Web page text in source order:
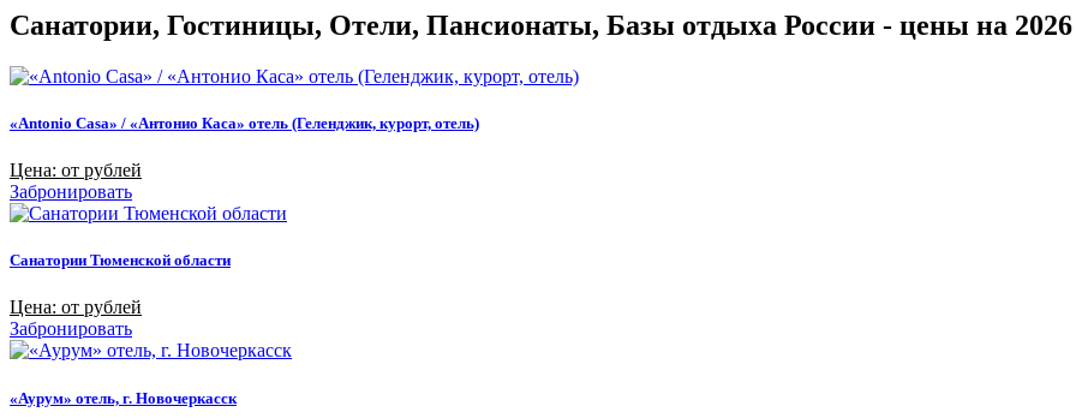
Санатории, Гостиницы, Отели, Пансионаты, Базы отдыха России - цены на 2026
«Antonio Casa» / «Антонио Каса» отель (Геленджик, курорт, отель)
Цена: от рублей
Забронировать
Санатории Тюменской области
Цена: от рублей
Забронировать
«Аурум» отель, г. Новочеркасск